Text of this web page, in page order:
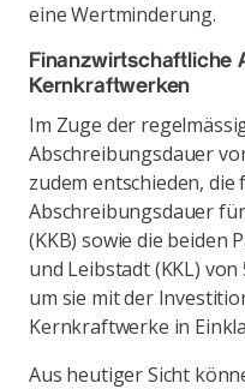
eine Wertminderung.
Finanzwirtschaftliche
Kernkraftwerken
Im Zuge der
Abschreibungsdauer
zudem entschieden,
Abschreibungsdauer
(KKB) sowie die beiden
und Leibstadt (KKL)
um sie mit der
Kernkraftwerke in
Aus heutiger Sicht